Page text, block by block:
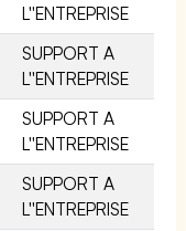
L''ENTREPRISE
SUPPORT A
L''ENTREPRISE
SUPPORT A
L''ENTREPRISE
SUPPORT A
L''ENTREPRISE